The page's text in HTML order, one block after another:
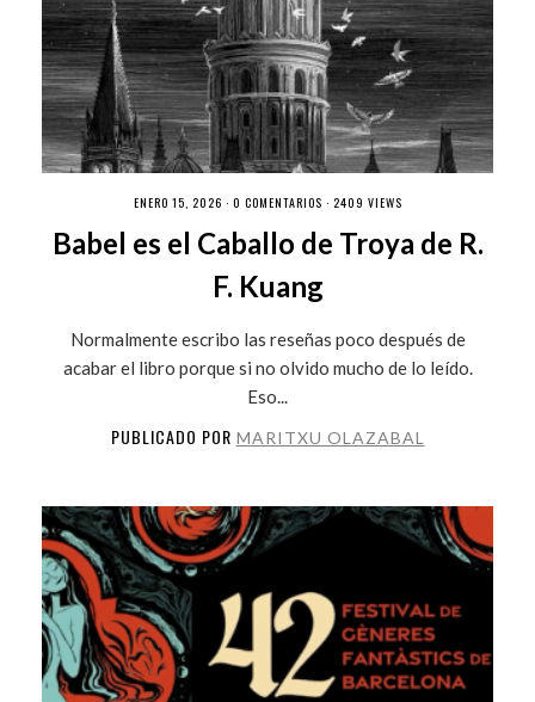
ENERO 15, 2026 · 0 COMENTARIOS · 2409 VIEWS
Babel es el Caballo de Troya de R.
F. Kuang
Normalmente escribo las reseñas poco después de
acabar el libro porque si no olvido mucho de lo leído.
Eso...
PUBLICADO POR MARITXU OLAZABAL